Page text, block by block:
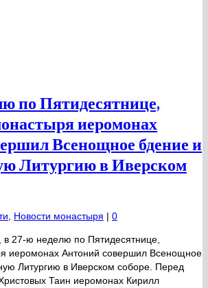
по Пятидесятнице,
иеромонах
Всенощное бдение и
Литургию в Иверском
, Новости монастыря | 0
в 27-ю неделю по Пятидесятнице,
иеромонах Антоний совершил Всенощное
Литургию в Иверском соборе. Перед
Таин иеромонах Кирилл